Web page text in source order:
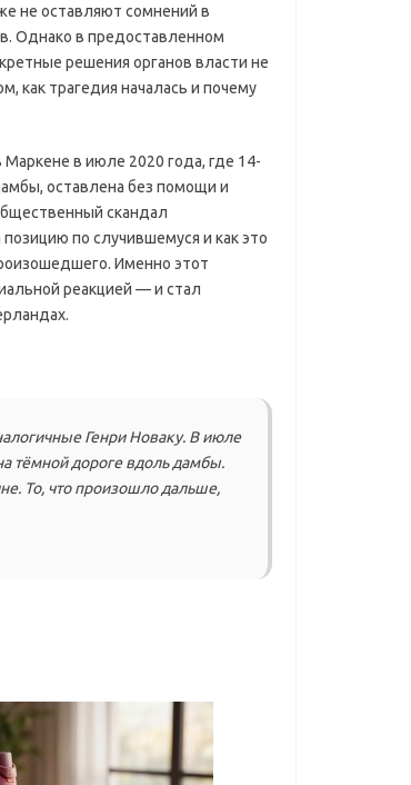
не оставляют сомнений в
Однако в предоставленном
решения органов власти не
как трагедия началась и почему
в июле 2020 года, где 14-
оставлена без помощи и
скандал
по случившемуся и как это
Именно этот
реакцией — и стал
Генри Новаку. В июле
тёмной дороге вдоль дамбы.
То, что произошло дальше,